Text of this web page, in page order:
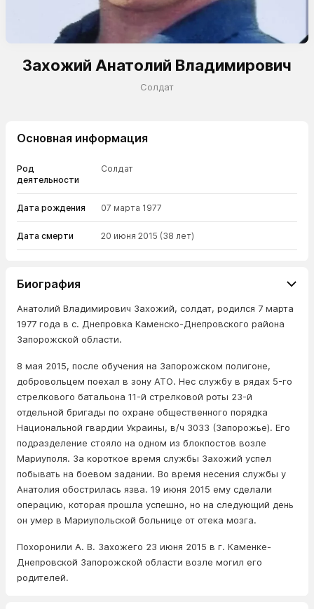
Захожий Анатолий Владимирович
Солдат
Основная информация
Род
деятельности
Солдат
Дата рождения 07 марта 1977
Дата смерти 20 июня 2015 (38 лет)
Биография
Анатолий Владимирович Захожий, солдат, родился 7 марта
1977 года в с. Днепровка Каменско-Днепровского района
Запорожской области.
8 мая 2015, после обучения на Запорожском полигоне,
добровольцем поехал в зону АТО. Нес службу в рядах 5-го
стрелкового батальона 11-й стрелковой роты 23-й
отдельной бригады по охране общественного порядка
Национальной гвардии Украины, в/ч 3033 (Запорожье). Его
подразделение стояло на одном из блокпостов возле
Мариуполя. За короткое время службы Захожий успел
побывать на боевом задании. Во время несения службы у
Анатолия обострилась язва. 19 июня 2015 ему сделали
операцию, которая прошла успешно, но на следующий день
он умер в Мариупольской больнице от отека мозга.
Похоронили А. В. Захожего 23 июня 2015 в г. Каменке-
Днепровской Запорожской области возле могил его
родителей.